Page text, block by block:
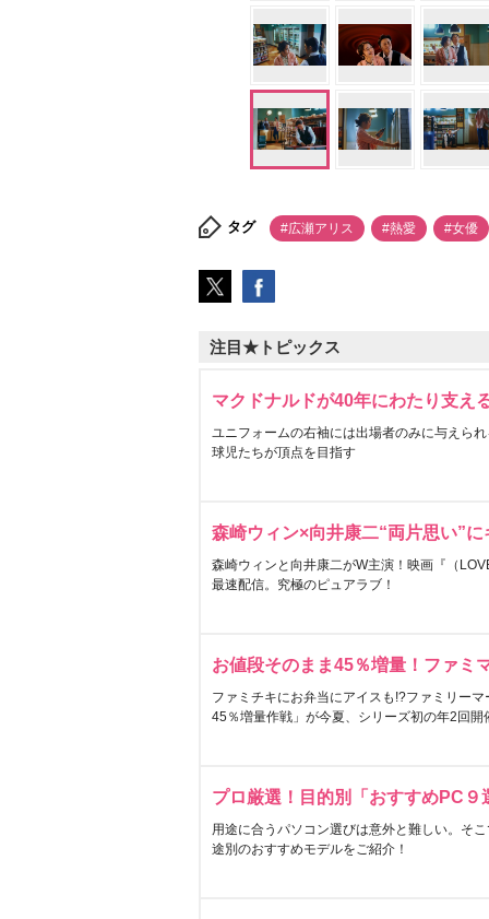
タグ #広瀬アリス #熱愛 #女優
注目★トピックス
マクドナルドが40年にわたり支え
ユニフォームの右袖には出場者のみに与えら
球児たちが頂点を目指す
森崎ウィン×向井康二“両片思い”
森崎ウィンと向井康二がW主演！映画『（
最速配信。究極のピュアラブ！
お値段そのまま45％増量！ファミ
ファミチキにお弁当にアイスも!?ファミリー
45％増量作戦」が今夏、シリーズ初の年2回開
プロ厳選！目的別「おすすめPC９
用途に合うパソコン選びは意外と難しい。そ
途別のおすすめモデルをご紹介！